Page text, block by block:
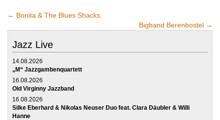
← Bonita & The Blues Shacks
Bigband Berenbostel →
Jazz Live
14.08.2026
„M“ Jazzgambenquartett
16.08.2026
Old Virginny Jazzband
16.08.2026
Silke Eberhard & Nikolas Neuser Duo feat. Clara Däubler & Willi
Hanne